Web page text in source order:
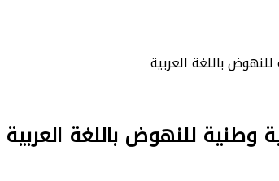
باللغة العربية
وطنية للنهوض باللغة العربية